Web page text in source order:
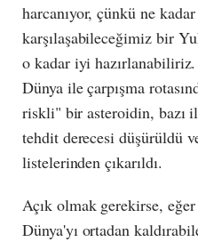
harcanıyor, çünkü ne
karşılaşabileceğimiz bir
o kadar iyi
Dünya ile çarpışma
riskli" bir asteroidin, bazı
tehdit derecesi düşürüldü
listelerinden çıkarıldı.
Açık olmak gerekirse,
Dünya'yı ortadan